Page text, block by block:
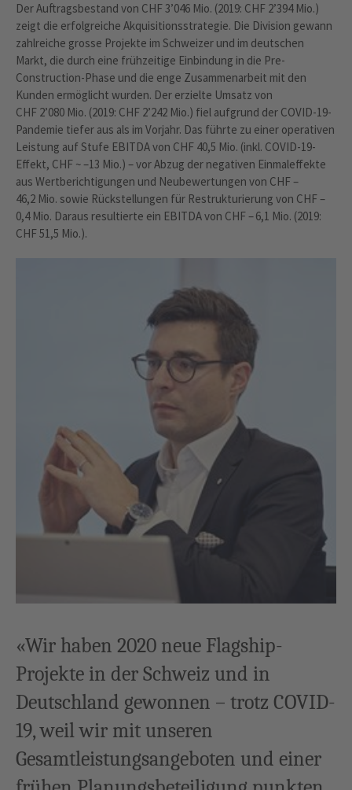
Der Auftragsbestand von CHF 3’046 Mio. (2019: CHF 2’394 Mio.)
zeigt die erfolgreiche Akquisitionsstrategie. Die Division gewann
zahlreiche grosse Projekte im Schweizer und im deutschen
Markt, die durch eine frühzeitige Einbindung in die Pre-
Construction-Phase und die enge Zusammenarbeit mit den
Kunden ermöglicht wurden. Der erzielte Umsatz von
CHF 2’080 Mio. (2019: CHF 2’242 Mio.) fiel aufgrund der COVID-19-
Pandemie tiefer aus als im Vorjahr. Das führte zu einer operativen
­Leistung auf Stufe EBITDA von CHF 40,5 Mio. (inkl. COVID-19-
Effekt, CHF ~ – 13 Mio.) – vor Abzug der negativen Einmaleffekte
aus Wertberichtigungen und Neubewertungen von CHF –
46,2 Mio. sowie Rückstellungen für Restrukturierung von CHF –
0,4 Mio. Daraus resultierte ein EBITDA von CHF – 6,1 Mio. (2019:
CHF 51,5 Mio.).
«Wir haben 2020 neue Flagship-
Projekte in der Schweiz und in
Deutschland ­gewonnen – trotz COVID-
19, weil wir mit unseren
Gesamtleistungsangeboten und einer